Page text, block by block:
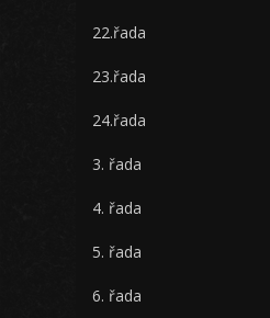
22.řada
23.řada
24.řada
3. řada
4. řada
5. řada
6. řada